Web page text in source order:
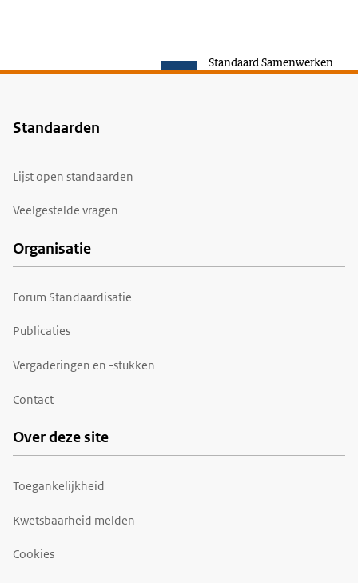
Standaard Samenwerken
Voet
Standaarden
Lijst open standaarden
Veelgestelde vragen
Organisatie
Forum Standaardisatie
Publicaties
Vergaderingen en -stukken
Contact
Over deze site
Toegankelijkheid
Kwetsbaarheid melden
Cookies